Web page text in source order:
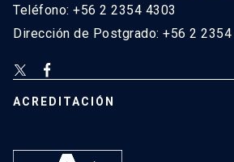
Teléfono: +56 2 2354 4303
Dirección de Postgrado: +56 2 2354
ACREDITACIÓN